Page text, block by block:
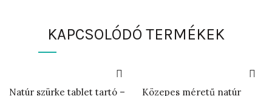
KAPCSOLÓDÓ TERMÉKEK
Natúr szürke tablet tartó – Közepes méretű natúr